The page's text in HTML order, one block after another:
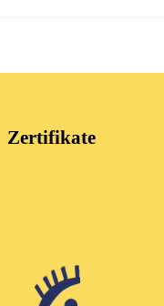
Zertifikate